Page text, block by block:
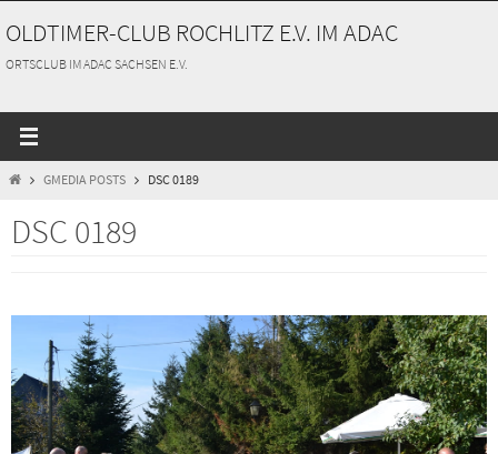
Inhalt
springen
OLDTIMER-CLUB ROCHLITZ E.V. IM ADAC
ORTSCLUB IM ADAC SACHSEN E.V.
STARTGMEDIA POSTS DSC 0189
DSC 0189